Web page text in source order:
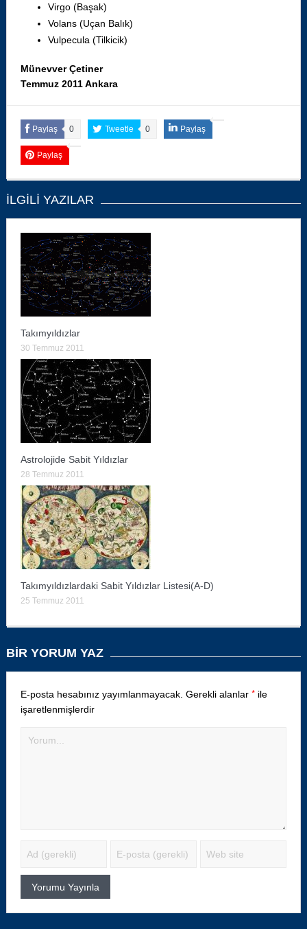
Virgo (Başak)
Volans (Uçan Balık)
Vulpecula (Tilkicik)
Münevver Çetiner
Temmuz 2011 Ankara
Paylaş 0 Tweetle 0 Paylaş
Paylaş
İLGILI YAZILAR
Takımyıldızlar
30 Temmuz 2011
Astrolojide Sabit Yıldızlar
28 Temmuz 2011
Takımyıldızlardaki Sabit Yıldızlar Listesi(A-D)
25 Temmuz 2011
BIR YORUM YAZ
E-posta hesabınız yayımlanmayacak. Gerekli alanlar *ile
işaretlenmişlerdir